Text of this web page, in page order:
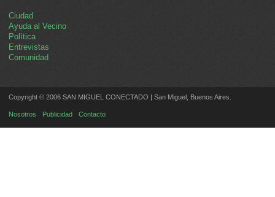
Ciudad
Ayuda al Vecino
Política
Entrevistas
Comunidad
Copyright © 2006 SAN MIGUEL CONECTADO | San Miguel, Buenos Aires.
Nosotros Publicidad Contacto